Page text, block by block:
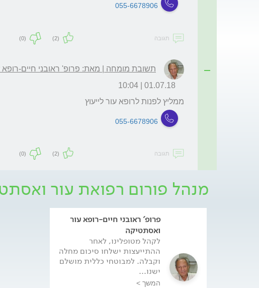
055-6678906
תגובה (2)
(0)
תשובת מומחה | מאת: פרופ' ראובני חיים-רופא
01.07.18 | 10:04
ממליץ לפנות לרופא עור לייעוץ
055-6678906
תגובה (2)
(0)
מנהל פורום רפואת עור
פרופ' ראובני חיים-רופא עור
ואסתטיקה
לקהל מטופלינו, לאחר
ההתייעצות ישלחו סיכום מחלה
וקבלה. למבוטחי כללית מושלם
ישנו...
המשך >